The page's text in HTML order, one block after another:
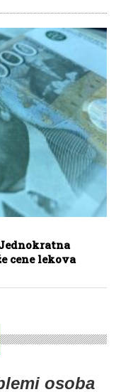
cene lekova
osoba